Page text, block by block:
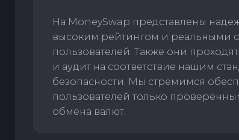
На MoneySwap представлены
высоким рейтингом и реальными
пользователей. Также они
и аудит на соответствие нашим
безопасности. Мы стремимся
пользователей только
обмена валют.